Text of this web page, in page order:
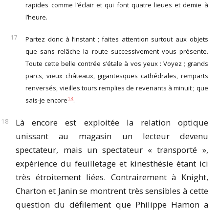
rapides comme l’éclair et qui font quatre lieues et demie à
l’heure.
Partez donc à l’instant ; faites attention surtout aux objets
que sans relâche la route successivement vous présente.
Toute cette belle contrée s’étale à vos yeux : Voyez ; grands
parcs, vieux châteaux, gigantesques cathédrales, remparts
renversés, vieilles tours remplies de revenants à minuit ; que
sais-je encore13.
Là encore est exploitée la relation optique
unissant au magasin un lecteur devenu
spectateur, mais un spectateur « transporté »,
expérience du feuilletage et kinesthésie étant ici
très étroitement liées. Contrairement à Knight,
Charton et Janin se montrent très sensibles à cette
question du défilement que Philippe Hamon a